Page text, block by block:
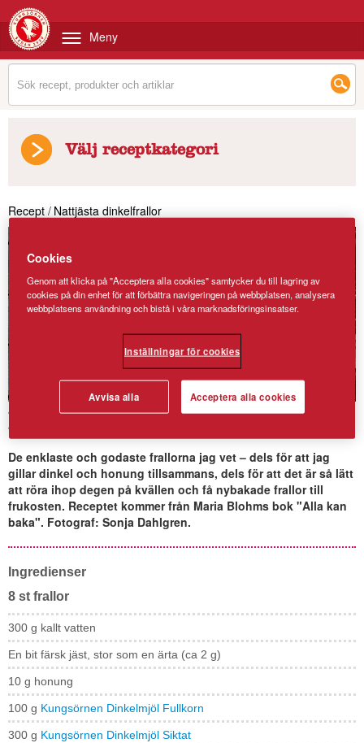
Meny
Välj receptkategori
Recept / Nattjästa dinkelfrallor
Nattjästa dinkelfrallor
De enklaste och godaste frallorna jag vet – dels för att jag
gillar dinkel och honung tillsammans, dels för att det är så lätt
att röra ihop degen på kvällen och få nybakade frallor till
frukosten. Receptet kommer från Maria Blohms bok "Alla kan
baka". Fotograf: Sonja Dahlgren.
Ingredienser
8 st frallor
300 g kallt vatten
En bit färsk jäst, stor som en ärta (ca 2 g)
10 g honung
100 g Kungsörnen Dinkelmjöl Fullkorn
300 g Kungsörnen Dinkelmjöl Siktat
Cookies
Genom att klicka på "Acceptera alla cookies" samtycker du till lagring av
cookies på din enhet för att förbättra navigeringen på webbplatsen, analysera
webbplatsens användning och bistå i våra marknadsföringsinsatser.
Inställningar för cookies
Avvisa alla Acceptera alla cookies